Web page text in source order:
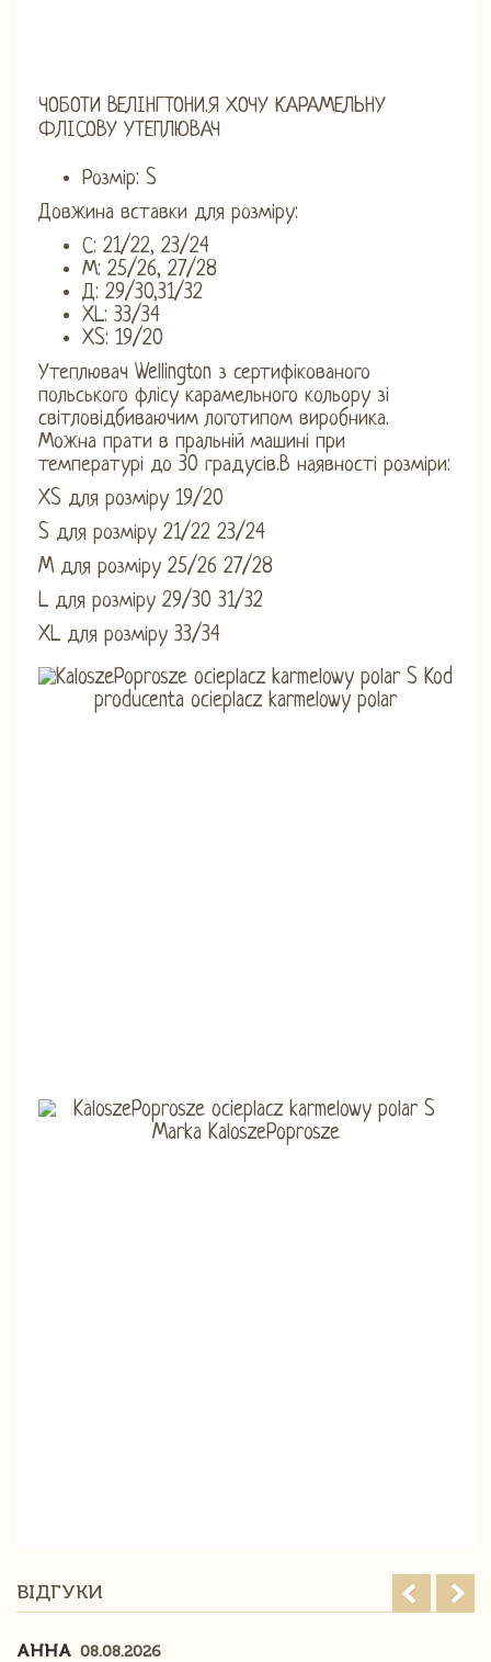
ЧОБОТИ ВЕЛІНГТОНИ.Я ХОЧУ КАРАМЕЛЬНУ
ФЛІСОВУ УТЕПЛЮВАЧ
Розмір: S
Довжина вставки для розміру:
С: 21/22, 23/24
М: 25/26, 27/28
Д: 29/30,31/32
XL: 33/34
XS: 19/20
Утеплювач Wellington з сертифікованого
польського флісу карамельного кольору зі
світловідбиваючим логотипом виробника.
Можна прати в пральній машині при
температурі до 30 градусів.В наявності розміри:
XS для розміру 19/20
S для розміру 21/22 23/24
M для розміру 25/26 27/28
L для розміру 29/30 31/32
XL для розміру 33/34
ВІДГУКИ
АННА 08.08.2026